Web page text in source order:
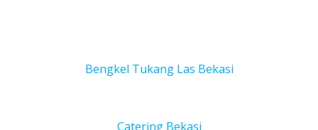
Bengkel Tukang Las Bekasi
Catering Bekasi